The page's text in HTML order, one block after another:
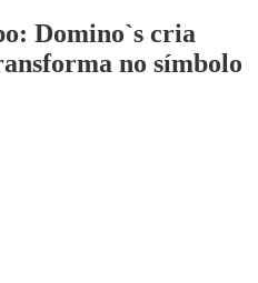
Domino`s cria
no símbolo